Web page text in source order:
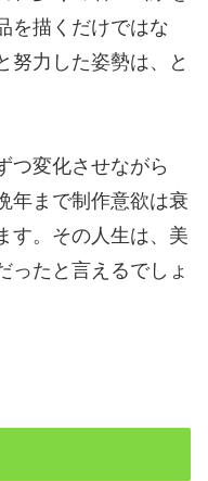
を描くだけではな
努力した姿勢は、と
つ変化させながら
年まで制作意欲は衰
す。その人生は、美
ったと言えるでしょ